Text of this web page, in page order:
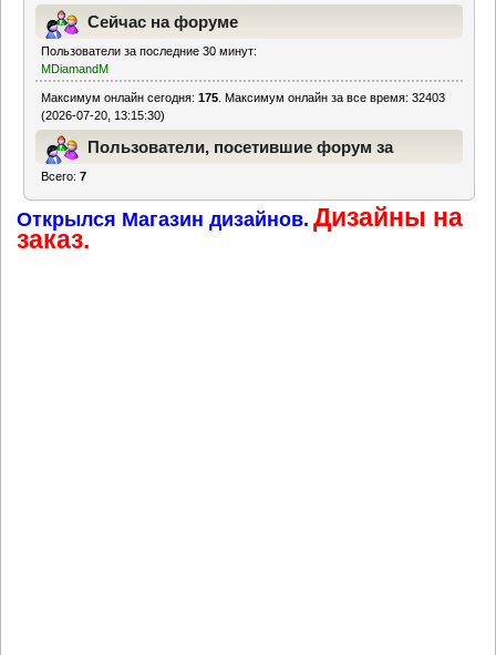
Сейчас на форуме
Пользователи за последние 30 минут:
MDiamandM
Максимум онлайн сегодня:175 . Максимум онлайн за все время: 32403
(2026-07-20, 13:15:30)
Пользователи, посетившие форум за
Всего:7
Открылся Магазин дизайнов. Дизайны на
заказ.